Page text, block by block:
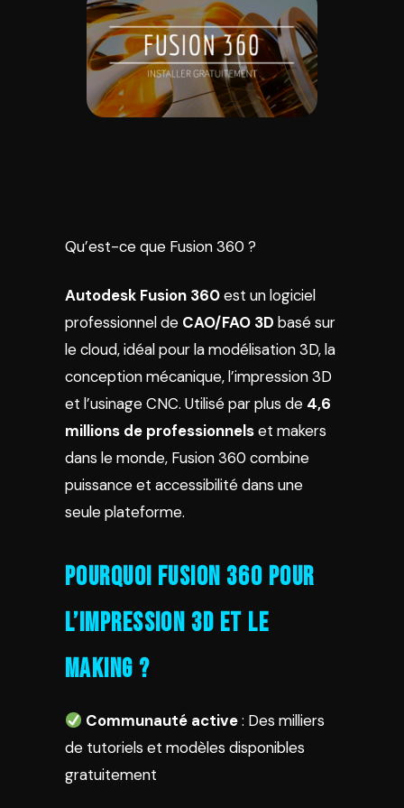
Qu’est-ce que Fusion 360 ?
Autodesk Fusion 360est un logiciel
professionnel de CAO/FAO 3D basé sur
le cloud, idéal pour la modélisation 3D, la
conception mécanique, l’impression 3D
et l’usinage CNC. Utilisé par plus de 4,6
millions de professionnelset makers
dans le monde, Fusion 360 combine
puissance et accessibilité dans une
seule plateforme.
Pourquoi Fusion 360 pour
l’impression 3D et le
making ?
Communauté active: Des milliers
de tutoriels et modèles disponibles
gratuitement